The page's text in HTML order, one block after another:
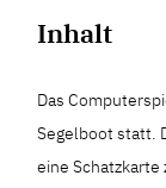
Inhalt
Das
Segelboot statt.
eine Schatzkarte